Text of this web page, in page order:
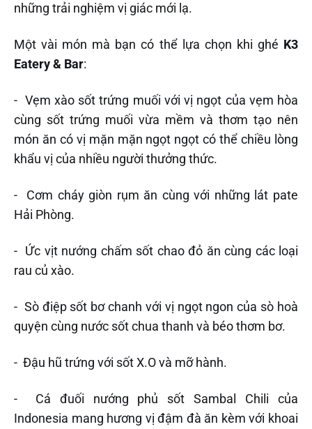
những trải nghiệm vị giác mới lạ.
Một vài món mà bạn có thể lựa chọn khi ghé K3
Eatery & Bar:
- Vẹm xào sốt trứng muối với vị ngọt của vẹm hòa
cùng sốt trứng muối vừa mềm và thơm tạo nên
món ăn có vị mặn mặn ngọt ngọt có thể chiều lòng
khẩu vị của nhiều người thưởng thức.
- Cơm cháy giòn rụm ăn cùng với những lát pate
Hải Phòng.
- Ức vịt nướng chấm sốt chao đỏ ăn cùng các loại
rau củ xào.
- Sò điệp sốt bơ chanh với vị ngọt ngon của sò hoà
quyện cùng nước sốt chua thanh và béo thơm bơ.
- Đậu hũ trứng với sốt X.O và mỡ hành.
- Cá đuối nướng phủ sốt Sambal Chili của
Indonesia mang hương vị đậm đà ăn kèm với khoai